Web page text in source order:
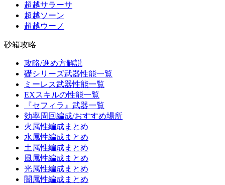
超越サラーサ
超越ソーン
超越ウーノ
砂箱攻略
攻略/進め方解説
礎シリーズ武器性能一覧
ミーレス武器性能一覧
EXスキルの性能一覧
『セフィラ』武器一覧
効率周回編成/おすすめ場所
火属性編成まとめ
水属性編成まとめ
土属性編成まとめ
風属性編成まとめ
光属性編成まとめ
闇属性編成まとめ